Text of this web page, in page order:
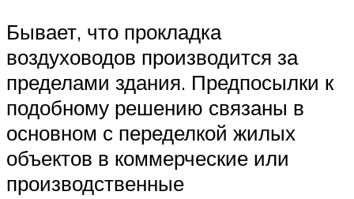
Бывает, что прокладка
воздуховодов производится за
пределами здания. Предпосылки к
подобному решению связаны в
основном с переделкой жилых
объектов в коммерческие или
производственные